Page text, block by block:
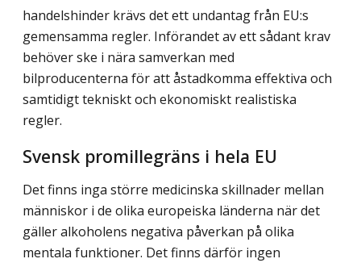
handelshinder krävs det ett undantag från EU:s
gemensamma regler. Införandet av ett sådant krav
behöver ske i nära samverkan med
bilproducenterna för att åstadkomma effektiva och
samtidigt tekniskt och ekonomiskt realistiska
regler.
Svensk promillegräns i hela EU
Det finns inga större medicinska skillnader mellan
människor i de olika europeiska länderna när det
gäller alkoholens negativa påverkan på olika
mentala funktioner. Det finns därför ingen